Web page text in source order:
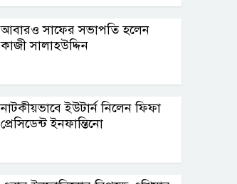
আবারও সাফের সভাপতি হলেন
কাজী সালাহউদ্দিন
নাটকীয়ভাবে ইউটার্ন নিলেন ফিফা
প্রেসিডেন্ট ইনফান্তিনো